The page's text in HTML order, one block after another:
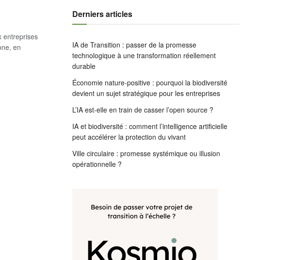
entreprises
en
Derniers articles
IA de Transition : passer de la promesse
technologique à une transformation réellement
durable
Économie nature-positive : pourquoi la biodiversité
devient un sujet stratégique pour les entreprises
L’IA est-elle en train de casser l’open source ?
IA et biodiversité : comment l’intelligence artificielle
peut accélérer la protection du vivant
Ville circulaire : promesse systémique ou illusion
opérationnelle ?